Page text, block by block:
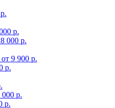
р.
000 р.
от 9 900 р.
р.
000 р.
р.